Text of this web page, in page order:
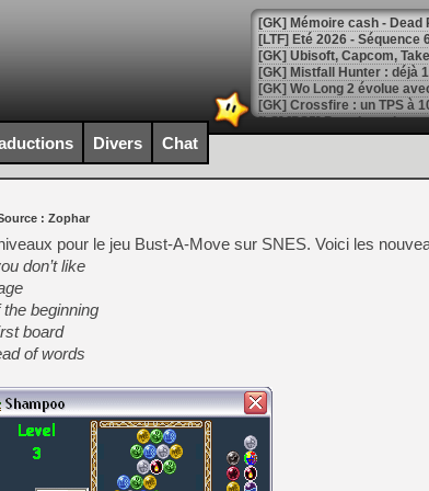
[LTF] Eté 2026 - Séquence
[GK] Mistfall Hunter : déjà
[GK] Wo Long 2 évolue
[GK] Crossfire : un TPS à
[LS] [PS5] Premiers
[Mo5] DOOM arrive en
[GK] Bethesda fête les 30
[GK] Roblox : l'action en
[GK] Agenda - GeForce
[LS] [PS5] ps5-y2jb-
[GK] Pourquoi Marvel
[GK] Test : Restory : Chill
[GK] GTA 6 : Rockstar
[GK] Hot Wheels Infinite
[GK] Mémoire cash -
Divers Chat
: Zophar
pour le jeu Bust-A-Move sur SNES. Voici les
don’t like
beginning
board
of words